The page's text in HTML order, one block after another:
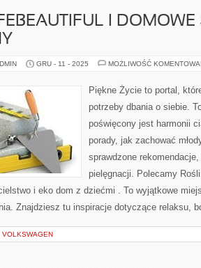
I DOMOWE
GRU - 11 - 2025 MOŻLIWOŚĆ
Piękne Życie to portal,
potrzeby dbania o siebie.
poświęcony jest harmonii
porady, jak zachować
sprawdzone
pielęgnacji. Polecamy
i eko dom z dziećmi . To wyjątkowe
Znajdziesz tu inspiracje dotyczące relaksu,
VOLKSWAGEN